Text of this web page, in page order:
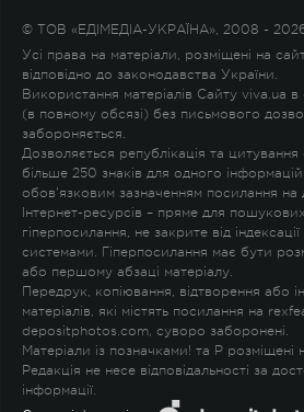
© ТОВ «ЕДІМЕДІА-УКРАЇНА», 2008 -
Усі права на матеріали, розміщені на
відповідно до законодавства України.
Використання матеріалів Сайту viva.ua в
(в повному обсязі) без письмового
забороняється.
Дозволяється републікація та
більше 250 знаків для одного
обов'язковим зазначенням посилання на
Інтернет-ресурсів – пряме для
гіперпосилання, не закрите від
системами. Гіперпосилання має бути
або першому абзаці матеріалу.
Передрук, копіювання, відтворення або
матеріалів, які містять посилання на
depositphotos.com, суворо заборонені.
Матеріали із позначками! та P розміщені
Редакція не несе відповідальності за
інформації.